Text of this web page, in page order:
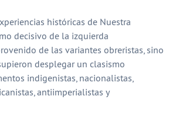
históricas de Nuestra
decisivo de la izquierda
de las variantes obreristas, sino
desplegar un clasismo
indigenistas, nacionalistas,
antiimperialistas y